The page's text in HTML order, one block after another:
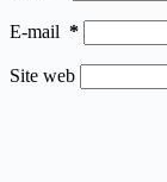
E-mail *
Site web